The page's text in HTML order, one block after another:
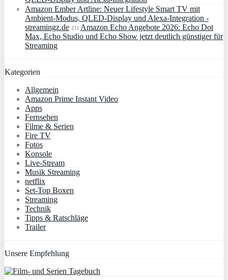
Amazon Ember Artline: Neuer Lifestyle Smart TV mit
Ambient‑Modus, QLED‑Display und Alexa‑Integration -
streamingz.de zuAmazon Echo Angebote 2026: Echo Dot
Max, Echo Studio und Echo Show jetzt deutlich günstiger für
Streaming
Kategorien
Allgemein
Amazon Prime Instant Video
Apps
Fernsehen
Filme & Serien
Fire TV
Fotos
Konsole
Live-Stream
Musik Streaming
netflix
Set-Top Boxen
Streaming
Technik
Tipps & Ratschläge
Trailer
Unsere Empfehlung